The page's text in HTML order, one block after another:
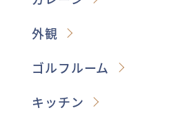
外観
ゴルフルーム
キッチン